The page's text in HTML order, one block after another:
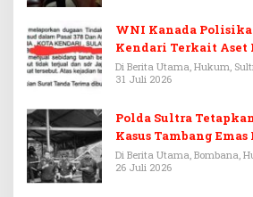
WNI Kanada
Kendari Terkait
Di Berita Utama, Hukum,
31 Juli 2026
Polda Sultra
Kasus Tambang
Di Berita Utama, Bombana,
26 Juli 2026